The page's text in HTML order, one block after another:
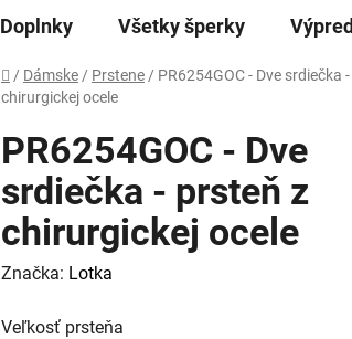
KOŠÍK
Doplnky Všetky šperky
Domov
/ Dámske / Prstene / PR6254GOC - Dve srdiečka
chirurgickej ocele
PR6254GOC - Dve
srdiečka - prsteň z
chirurgickej ocele
Značka: Lotka
Veľkosť prsteňa